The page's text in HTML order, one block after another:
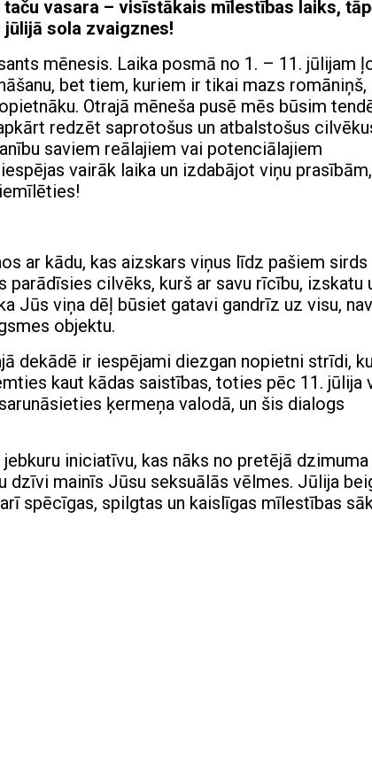
vasara – visīstākais mīlestības laiks,
sola zvaigznes!
mēnesis. Laika posmā no 1. – 11. jūlijam
bet tiem, kuriem ir tikai mazs romāniņš,
Otrajā mēneša pusē mēs būsim
redzēt saprotošus un atbalstošus
saviem reālajiem vai potenciālajiem
vairāk laika un izdabājot viņu
ar kādu, kas aizskars viņus līdz pašiem sirds
cilvēks, kurš ar savu rīcību, izskatu
Jūs viņa dēļ būsiet gatavi gandrīz uz visu, nav
objektu.
dekādē ir iespējami diezgan nopietni strīdi,
kaut kādas saistības, toties pēc 11. jūlija
ķermeņa valodā, un šis dialogs
iniciatīvu, kas nāks no pretējā dzimuma
dzīvi mainīs Jūsu seksuālās vēlmes. Jūlija
spēcīgas, spilgtas un kaislīgas mīlestības